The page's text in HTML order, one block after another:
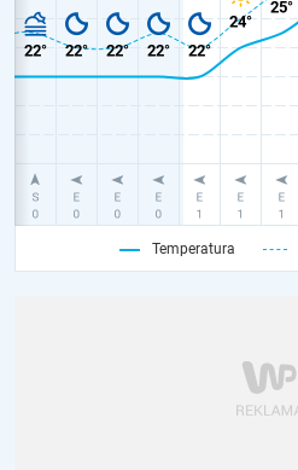
Temperatura